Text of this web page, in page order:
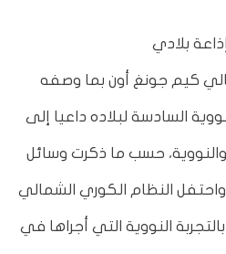
كيم جونغ أون بما وصفه
السادسة لبلاده داعيا إلى
والنووية، حسب ما ذكرت وسائل
واحتفل النظام الكوري الشمالي
النووية التي أجراها في